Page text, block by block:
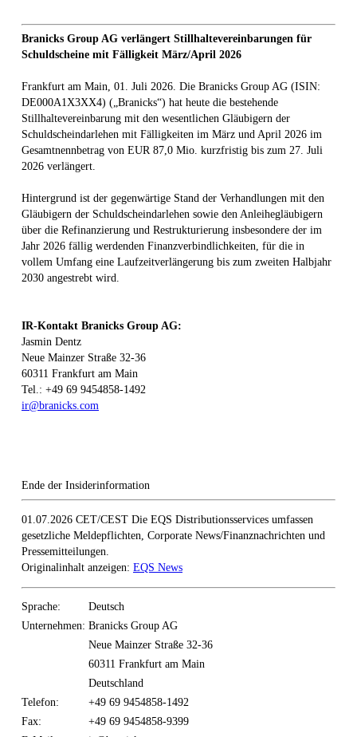
Branicks Group AG verlängert Stillhaltevereinbarungen für
Schuldscheine mit Fälligkeit März/April 2026
Frankfurt am Main, 01. Juli 2026. Die Branicks Group AG (ISIN:
DE000A1X3XX4) („Branicks“) hat heute die bestehende
Stillhaltevereinbarung mit den wesentlichen Gläubigern der
Schuldscheindarlehen mit Fälligkeiten im März und April 2026 im
Gesamtnennbetrag von EUR 87,0 Mio. kurzfristig bis zum 27. Juli
2026 verlängert.
Hintergrund ist der gegenwärtige Stand der Verhandlungen mit den
Gläubigern der Schuldscheindarlehen sowie den Anleihegläubigern
über die Refinanzierung und Restrukturierung insbesondere der im
Jahr 2026 fällig werdenden Finanzverbindlichkeiten, für die in
vollem Umfang eine Laufzeitverlängerung bis zum zweiten Halbjahr
2030 angestrebt wird.
IR-Kontakt Branicks Group AG:
Jasmin Dentz
Neue Mainzer Straße 32-36
60311 Frankfurt am Main
Tel.: +49 69 9454858-1492
ir@branicks.com
Ende der Insiderinformation
01.07.2026 CET/CEST Die EQS Distributionsservices umfassen
gesetzliche Meldepflichten, Corporate News/Finanznachrichten und
Pressemitteilungen.
Originalinhalt anzeigen: EQS News
Sprache:
Deutsch
Unternehmen: Branicks Group AG
Neue Mainzer Straße 32-36
60311 Frankfurt am Main
Deutschland
Telefon:
+49 69 9454858-1492
Fax:
+49 69 9454858-9399